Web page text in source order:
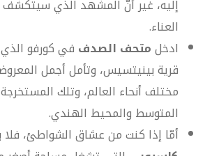
إليه، غير أنّ المشهد الذي
العناء.
ادخلمتحف الصدف في كورفو
قرية بينيتسيس، وتأمل أجمل
مختلف أنحاء العالم، وتلك
المتوسط والمحيط الهندي.
أمّا إذا كنت من عشاق الشواطئ، فلا